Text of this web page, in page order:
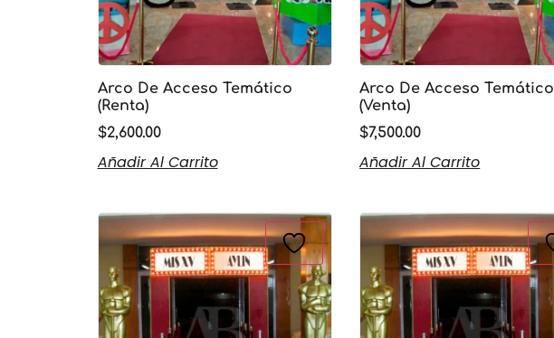
Arco De Acceso Temático
(Renta)
$2,600.00
Añadir Al Carrito
Arco De Acceso Temático
(Venta)
$7,500.00
Añadir Al Carrito